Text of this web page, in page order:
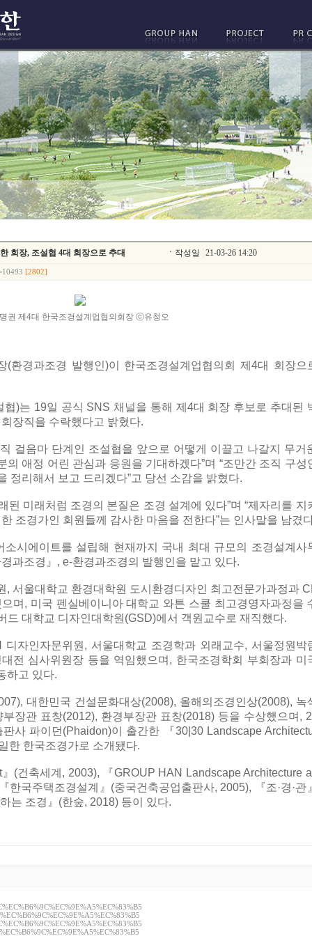
회장, 조설협 4대 회장으로 추대 작성일 21-03-26 14:20
[2802]
권 제4대 한국조경설계업협의회장 ⓒ유청오
(환경과조경 발행인)이 한국조경설계업협의회 제4대 회장으
협)는 19일 공식 SNS 채널을 통해 제4대 회장 후보로 추대된
장직을 수락했다고 밝혔다.
걸음마 단계인 조설협을 앞으로 어떻게 이끌고 나갈지 무거
의 애정 어린 관심과 응원을 기대하겠다”며 “조만간 조직 구성
정리해서 보고 드리겠다”고 당선 소감을 밝혔다.
된 미래처럼 조경의 본질은 조경 설계에 있다”며 “제자리를 지
조경가인 회원들께 감사한 마음을 전한다”는 인사말을 남겼
시에이트를 설립해 현재까지 국내 최대 규모의 조경설계사
과조경』, e-환경과조경의 발행인을 맡고 있다.
, 서울대학교 환경대학원 도시환경디자인 최고전문가과정과
며, 미국 펜실베이니아 대학교 와튼 스쿨 최고경영자과정을
드 대학교 디자인대학원(GSD)에서 객원교수로 재직했다.
자인자문위원, 서울대학교 조경학과 외래교수, 서울정원박
전 심사위원장 등을 역임했으며, 한국조경학회 부회장과 미
하고 있다.
대한민국 건설문화대상(2008), 올해의조경인상(2008), 녹
장관 표창(2012), 환경부장관 표창(2018) 등을 수상했으며,
사 파이던(Phaidon)이 출간한 『30|30 Landscape
한 한국조경가로 소개됐다.
(건축세계, 2003), 『GROUP HAN Landscape Architecture
국주택조경설계』(중국건축공업출판사, 2005), 『조·경·관』
는 조경』(한숲, 2018) 등이 있다.